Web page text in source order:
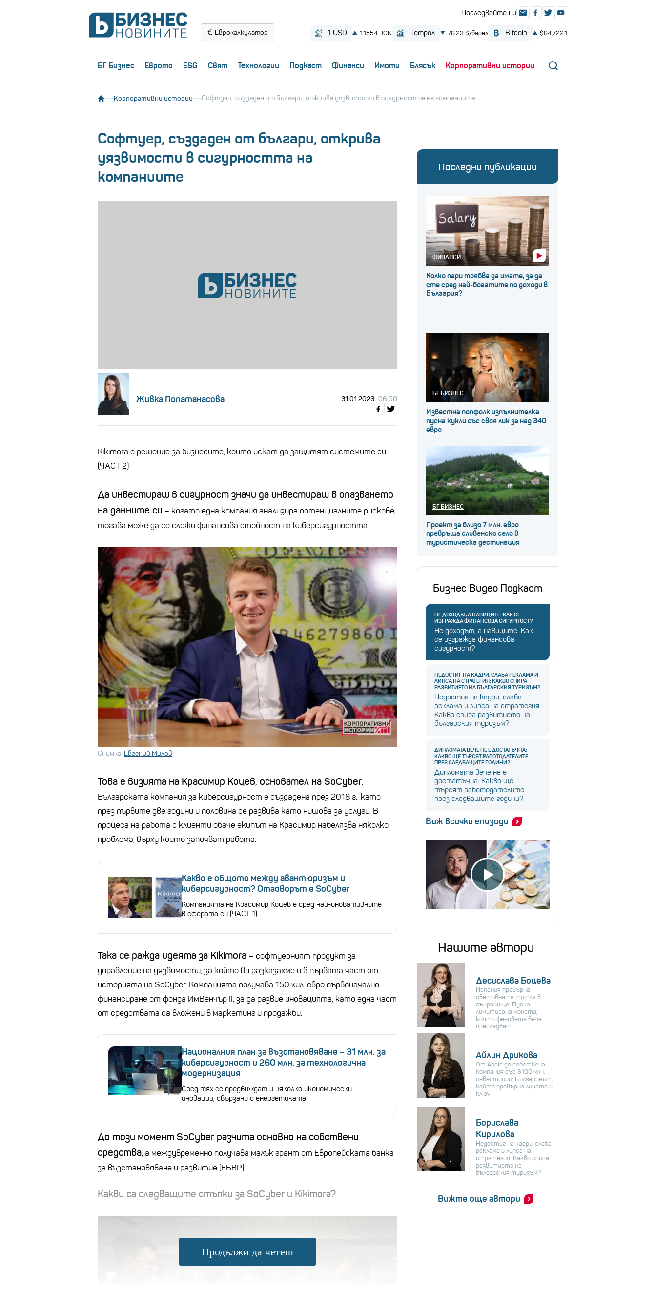
Еврокалкулатор
БГ Бизнес Еврото ESG Свят Технологии Пoдкаст Финанси Имоти Блясък Корпоративни истории
Корпоративни истории Софтуер, създаден от българи, открива уязвимости в сигурността на компаниите
Софтуер, създаден от българи, открива
уязвимости в сигурността на
компаниите
Живка Попатанасова 31.01.2023 06:00
Kikimora е решение за бизнесите, които искат да защитят системите си
(ЧАСТ 2)
Да инвестираш в сигурност значи да инвестираш в опазването
на данните си – когато една компания анализира потенциалните рискове,
тогава може да се сложи финансова стойност на киберсигурността.
Снимка: Евгений Милов
Това е визията на Красимир Коцев, основател на SoCyber.
Българската компания за киберсигурност е създадена през 2018 г., като
през първите две години и половина се развива като нишова за услуги. В
процеса на работа с клиенти обаче екипът на Красимир набелязва няколко
проблема, върху които започват работа.
Какво е общото между авантюризъм и
киберсигурност? Отговорът е SoCyber
Компанията на Красимир Коцев е сред най-иновативните
в сферата си (ЧАСТ 1)
Така се ражда идеята за Kikimora – софтуерният продукт за
управление на уязвимости, за който ви разказахме и в първата част от
историята на SoCyber. Компанията получава 150 хил. евро първоначално
финансиране от фонда ИмВенчър II, за да развие иновацията, като една част
от средствата са вложени в маркетинг и продажби.
Националния план за възстановяване – 31 млн. за
киберсигурност и 260 млн. за технологична
модернизация
Сред тях се предвиждат и няколко икономически
иновации, свързани с енергетиката
До този момент SoCyber разчита основно на собствени
средства, а междувременно получава малък грант от Европейската банка
за възстановяване и развитие (ЕБВР).
Какви са следващите стъпки за SoCyber и Kikimora?
Продължи да четеш
Последни публикации
ФИНАНСИ
Колко пари трябва да имате, за да
сте сред най-богатите по доходи в
България?
БГ БИЗНЕС
Известна попфолк изпълнителка
пусна кукли със своя лик за над 340
евро
БГ БИЗНЕС
Проект за близо 7 млн. евро
превръща сливенско село в
туристическа дестинация
Бизнес Видео Подкаст
НЕ ДОХОДЪТ, А НАВИЦИТЕ: КАК СЕ
ИЗГРАЖДА ФИНАНСОВА СИГУРНОСТ?
Не доходът, а навиците: Как
се изгражда финансова
сигурност?
НЕДОСТИГ НА КАДРИ, СЛАБА РЕКЛАМА И
ЛИПСА НА СТРАТЕГИЯ: КАКВО СПИРА
РАЗВИТИЕТО НА БЪЛГАРСКИЯ ТУРИЗЪМ?
Недостиг на кадри, слаба
реклама и липса на стратегия:
Какво спира развитието на
българския туризъм?
ДИПЛОМАТА ВЕЧЕ НЕ Е ДОСТАТЪЧНА:
КАКВО ЩЕ ТЪРСЯТ РАБОТОДАТЕЛИТЕ
ПРЕЗ СЛЕДВАЩИТЕ ГОДИНИ?
Дипломата вече не е
достатъчна: Какво ще
търсят работодателите
през следващите години?
Виж всички епизоди
Нашите автори
Десислава Боцева
Испания превърна
световната титла в
съкровище! Пуска
лимитирана монета,
която феновете вече
преследват
Айлин Дрикова
От Apple до собствена
компания със $100 млн.
инвестиции: Българинът,
който превърна лицето в
ключ
Борислава
Кирилова
Недостиг на кадри, слаба
реклама и липса на
стратегия: Какво спира
развитието на
българския туризъм?
Вижте още автори